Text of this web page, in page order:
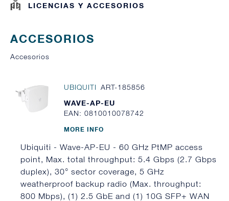
LICENCIAS Y ACCESORIOS
ACCESORIOS
Accesorios
UBIQUITI ART-185856
WAVE-AP-EU
EAN: 0810010078742
MORE INFO
Ubiquiti - Wave-AP-EU - 60 GHz PtMP access
point, Max. total throughput: 5.4 Gbps (2.7 Gbps
duplex), 30° sector coverage, 5 GHz
weatherproof backup radio (Max. throughput:
800 Mbps), (1) 2.5 GbE and (1) 10G SFP+ WAN